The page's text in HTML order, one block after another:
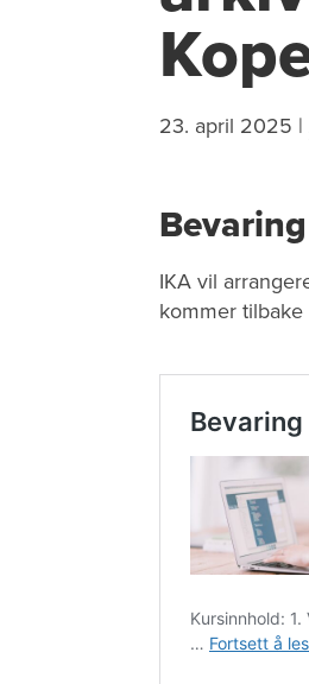
23. april 2025 |
IKA vil
kommer